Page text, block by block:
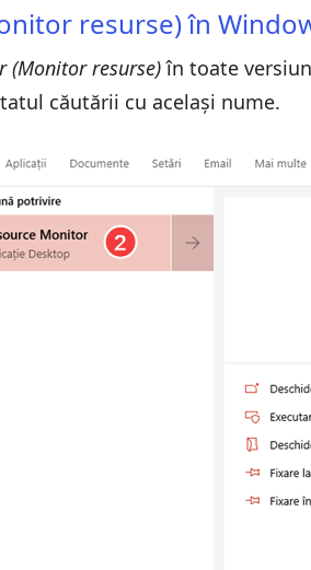
Overview (Privire de ansamblu).
Resource Monitor (Monitor
resurse) în
(Monitor resurse)în toate
căutării cu același nume.